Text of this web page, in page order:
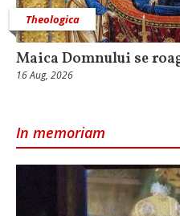
Theologica
Maica Domnului se
16 Aug, 2026
In memoriam